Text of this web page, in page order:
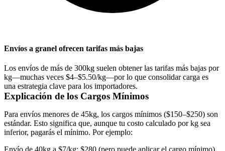
Envíos a granel ofrecen tarifas más bajas
Los envíos de más de 300kg suelen obtener las tarifas más bajas por
kg—muchas veces $4–$5.50/kg—por lo que consolidar carga es
una estrategia clave para los importadores.
Explicación de los Cargos Mínimos
Para envíos menores de 45kg, los cargos mínimos ($150–$250) son
estándar. Esto significa que, aunque tu costo calculado por kg sea
inferior, pagarás el mínimo. Por ejemplo:
Envío de 40kg a $7/kg: $280 (pero puede aplicar el cargo mínimo)